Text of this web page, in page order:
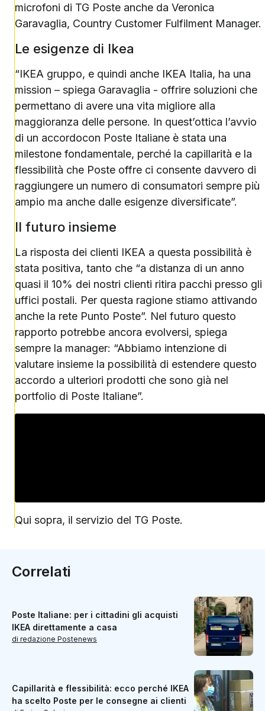
microfoni di TG Poste anche da Veronica
Garavaglia, Country Customer Fulfilment Manager.
Le esigenze di Ikea
“IKEA gruppo, e quindi anche IKEA Italia, ha una
mission – spiega Garavaglia - offrire soluzioni che
permettano di avere una vita migliore alla
maggioranza delle persone. In quest’ottica l’avvio
di un accordocon Poste Italiane è stata una
milestone fondamentale, perché la capillarità e la
flessibilità che Poste offre ci consente davvero di
raggiungere un numero di consumatori sempre più
ampio ma anche dalle esigenze diversificate”.
Il futuro insieme
La risposta dei clienti IKEA a questa possibilità è
stata positiva, tanto che “a distanza di un anno
quasi il 10% dei nostri clienti ritira pacchi presso gli
uffici postali. Per questa ragione stiamo attivando
anche la rete Punto Poste”. Nel futuro questo
rapporto potrebbe ancora evolversi, spiega
sempre la manager: “Abbiamo intenzione di
valutare insieme la possibilità di estendere questo
accordo a ulteriori prodotti che sono già nel
portfolio di Poste Italiane”.
Qui sopra, il servizio del TG Poste.
Correlati
Poste Italiane: per i cittadini gli acquisti
IKEA direttamente a casa
di redazione Postenews
Capillarità e flessibilità: ecco perché IKEA
ha scelto Poste per le consegne ai clienti